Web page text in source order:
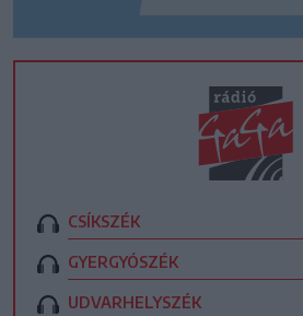
CSÍKSZÉK
GYERGYÓSZÉK
UDVARHELYSZÉK